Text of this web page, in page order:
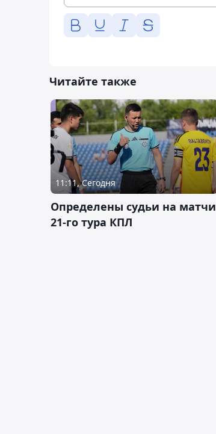
Читайте также
11:11, Сегодня
Определены судьи на матчи
21-го тура КПЛ